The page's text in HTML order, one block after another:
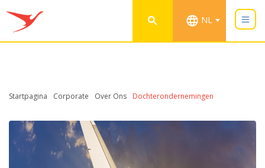
NL
Startpagina Corporate Over Ons Dochterondernemingen